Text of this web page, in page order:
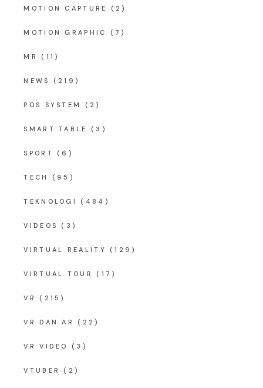
MOTION CAPTURE (2)
MOTION GRAPHIC (7)
MR (11)
NEWS (219)
POS SYSTEM (2)
SMART TABLE (3)
SPORT (6)
TECH (95)
TEKNOLOGI (484)
VIDEOS (3)
VIRTUAL REALITY (129)
VIRTUAL TOUR (17)
VR (215)
VR DAN AR (22)
VR VIDEO (3)
VTUBER (2)